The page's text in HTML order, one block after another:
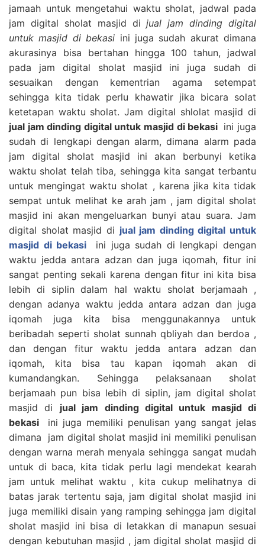
jamaah untuk mengetahui waktu sholat, jadwal pada
jam digital sholat masjid dijual jam dinding digital
untuk masjid di bekasi ini juga sudah akurat dimana
akurasinya bisa bertahan hingga 100 tahun, jadwal
pada jam digital sholat masjid ini juga sudah di
sesuaikan dengan kementrian agama setempat
sehingga kita tidak perlu khawatir jika bicara solat
ketetapan waktu sholat. Jam digital shlolat masjid di
jual jam dinding digital untuk masjid di bekasi ini juga
sudah di lengkapi dengan alarm, dimana alarm pada
jam digital sholat masjid ini akan berbunyi ketika
waktu sholat telah tiba, sehingga kita sangat terbantu
untuk mengingat waktu sholat , karena jika kita tidak
sempat untuk melihat ke arah jam , jam digital sholat
masjid ini akan mengeluarkan bunyi atau suara. Jam
digital sholat masjid di jual jam dinding digital untuk
masjid di bekasi
ini juga sudah di lengkapi dengan
waktu jedda antara adzan dan juga iqomah, fitur ini
sangat penting sekali karena dengan fitur ini kita bisa
lebih di siplin dalam hal waktu sholat berjamaah ,
dengan adanya waktu jedda antara adzan dan juga
iqomah juga kita bisa menggunakannya untuk
beribadah seperti sholat sunnah qbliyah dan berdoa ,
dan dengan fitur waktu jedda antara adzan dan
iqomah, kita bisa tau kapan iqomah akan di
kumandangkan. Sehingga pelaksanaan sholat
berjamaah pun bisa lebih di siplin, jam digital sholat
masjid di jual jam dinding digital untuk masjid di
bekasi
ini juga memiliki penulisan yang sangat jelas
dimana jam digital sholat masjid ini memiliki penulisan
dengan warna merah menyala sehingga sangat mudah
untuk di baca, kita tidak perlu lagi mendekat kearah
jam untuk melihat waktu , kita cukup melihatnya di
batas jarak tertentu saja, jam digital sholat masjid ini
juga memiliki disain yang ramping sehingga jam digital
sholat masjid ini bisa di letakkan di manapun sesuai
dengan kebutuhan masjid , jam digital sholat masjid di